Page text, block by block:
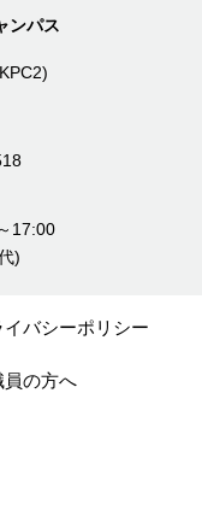
ンパス
17:00
)
イバシーポリシー
員の方へ